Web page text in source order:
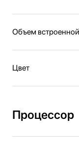
Объем
Цвет
Процессор